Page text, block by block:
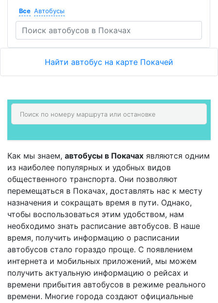
Все Автобусы
Найти автобус на карте Покачей
Как мы знаем, автобусы в Покачах являются одним
из наиболее популярных и удобных видов
общественного транспорта. Они позволяют
перемещаться в Покачах, доставлять нас к месту
назначения и сокращать время в пути. Однако,
чтобы воспользоваться этим удобством, нам
необходимо знать расписание автобусов. В наше
время, получить информацию о расписании
автобусов стало гораздо проще. С появлением
интернета и мобильных приложений, мы можем
получить актуальную информацию о рейсах и
времени прибытия автобусов в режиме реального
времени. Многие города создают официальные